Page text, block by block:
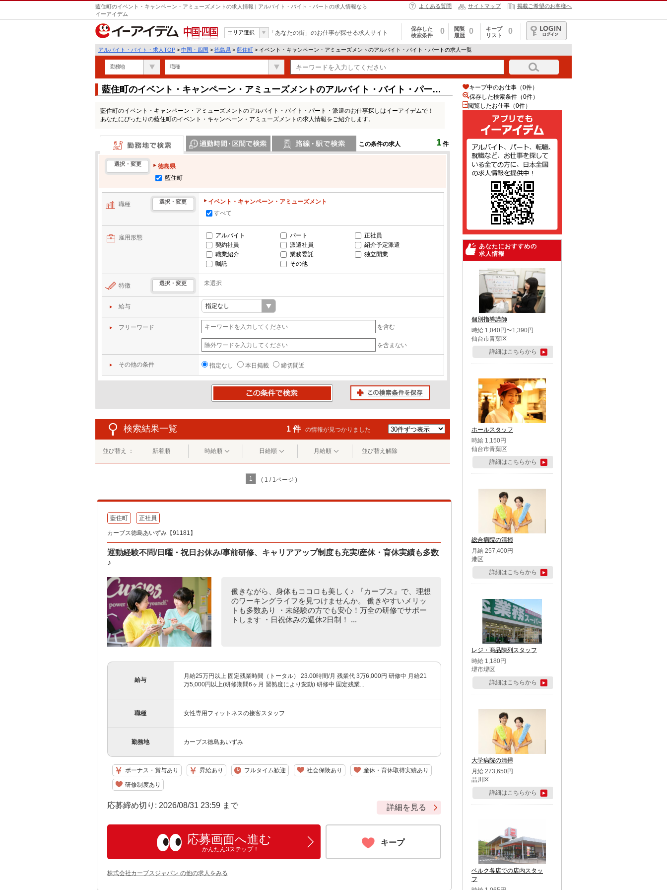
藍住町のイベント・キャンペーン・アミューズメントの求人情報 | アルバイト・バイト・パートの求人情報なら
イーアイデム
よくある質問 サイトマップ 掲載ご希望のお客様へ
中国・四国
エリア選択 「あなたの街」のお仕事が探せる求人サイト
保存した
検索条件
0
閲覧
履歴
0
キープ
リスト
0
ログイン
アルバイト・バイト・求人TOP > 中国・四国 > 徳島県 > 藍住町 > イベント・キャンペーン・アミューズメントのアルバイト・バイト・パートの求人一覧
勤務地 職種
藍住町のイベント・キャンペーン・アミューズメントのアルバイト・バイト・パート
藍住町のイベント・キャンペーン・アミューズメントのアルバイト・バイト・パート・派遣のお仕事探しはイーアイデムで！
あなたにぴったりの藍住町のイベント・キャンペーン・アミューズメントの求人情報をご紹介します。
この条件の求人 1 件
勤務地で検索
選択・変更
徳島県
藍住町
職種 選択・変更
イベント・キャンペーン・アミューズメント
すべて
雇用形態 アルバイト パート
正社員
契約社員
派遣社員
紹介予定派遣
職業紹介
業務委託
独立開業
嘱託
その他
特徴 選択・変更 未選択
給与
フリーワード を含む
を含まない
その他の条件 指定なし 本日掲載 締切間近
検索結果一覧 1 件 の情報が見つかりました
並び替え ： 新着順 時給順 日給順 月給順 並び替え解除
1 ( 1 / 1ページ )
藍住町 正社員
カーブス徳島あいずみ【91181】
運動経験不問/日曜・祝日お休み/事前研修、キャリアアップ制度も充実/産休・育休実績も多数
♪
働きながら、身体もココロも美しく♪ 『カーブス』で、理想
のワーキングライフを見つけませんか。 働きやすいメリッ
トも多数あり ・未経験の方でも安心！万全の研修でサポー
トします ・日祝休みの週休2日制！ ...
給与
月給25万円以上 固定残業時間（トータル） 23.00時間/月 残業代 3万6,000円 研修中 月給21
万5,000円以上(研修期間6ヶ月 習熟度により変動) 研修中 固定残業...
職種 女性専用フィットネスの接客スタッフ
勤務地 カーブス徳島あいずみ
ボーナス・賞与あり 昇給あり フルタイム歓迎 社会保険あり 産休・育休取得実績あり
研修制度あり
応募締め切り: 2026/08/31 23:59 まで 詳細を見る
応募画面へ進む
かんたん3ステップ！
キープ
株式会社カーブスジャパン の他の求人をみる
キープ中のお仕事（0件）
保存した検索条件（0件）
閲覧したお仕事（0件）
あなたにおすすめの
求人情報
個別指導講師
時給 1,040円〜1,390円
仙台市青葉区
詳細はこちらから
ホールスタッフ
時給 1,150円
仙台市青葉区
詳細はこちらから
総合病院の清掃
月給 257,400円
港区
詳細はこちらから
レジ・商品陳列スタッフ
時給 1,180円
堺市堺区
詳細はこちらから
大学病院の清掃
月給 273,650円
品川区
詳細はこちらから
ベルク各店での店内スタッ
フ